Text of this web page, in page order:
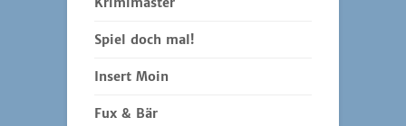
Spiel doch mal!
Insert Moin
Fux & Bär